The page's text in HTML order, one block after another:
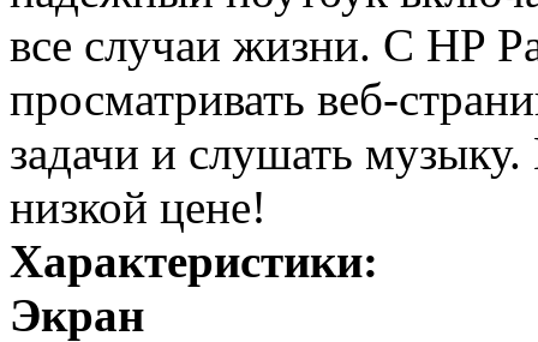
все случаи жизни. С HP
просматривать веб-
задачи и слушать
низкой цене!
Характеристики:
Экран